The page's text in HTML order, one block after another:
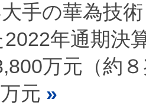
手の華為技
年通期決
万元（約
元 »